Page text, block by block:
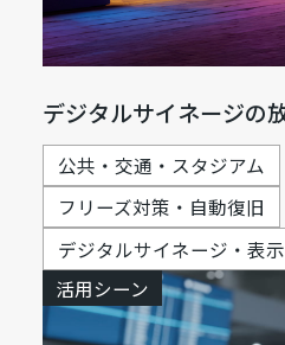
デジタルサイネージの
公共・交通・スタジアム
フリーズ対策・自動復旧
デジタルサイネージ・表
活用シーン